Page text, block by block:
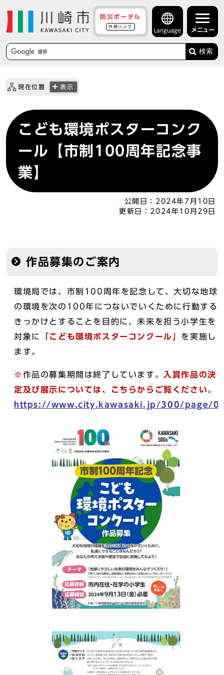
防災ポータル
外部リンク
Language メニュー
検索
現在位置 表示
こども環境ポスターコンク
ール【市制100周年記念事
業】
公開日： 2024年7月10日
更新日： 2024年10月29日
作品募集のご案内
環境局では、市制100周年を記念して、大切な地球
の環境を次の100年につないでいくために行動する
きっかけとすることを目的に、未来を担う小学生を
対象に
「こども環境ポスターコンクール」 を実施し
ます。
※ 作品の募集期間は終了しています。
入賞作品の決
定及び展示に ついては、こちらからご覧ください。
https://www.city.kawasaki.jp/300/page/